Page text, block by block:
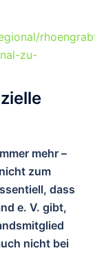
zu-
mehr –
zum
dass
e. V. gibt,
nicht bei